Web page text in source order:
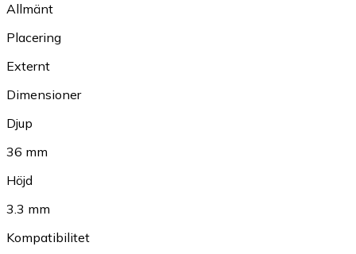
Allmänt
Placering
Externt
Dimensioner
Djup
36 mm
Höjd
3.3 mm
Kompatibilitet